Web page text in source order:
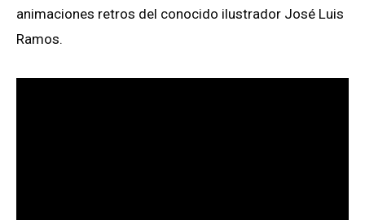
animaciones retros del conocido ilustrador José Luis
Ramos.